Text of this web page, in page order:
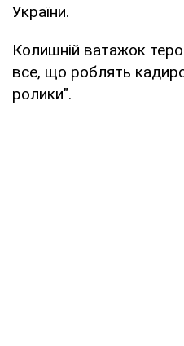
України.
Колишній ватажок
все, що роблять
ролики".